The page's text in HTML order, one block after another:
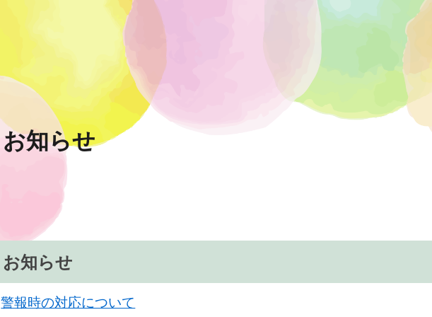
Skip to main content Skip to
お知らせ
お知らせ
警報時の対応について